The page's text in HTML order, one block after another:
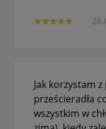
Jak korzystam
prześcieradła
wszystkim w